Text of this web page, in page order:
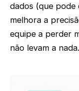
dados (que
melhora a
equipe a perder
não levam a nada.